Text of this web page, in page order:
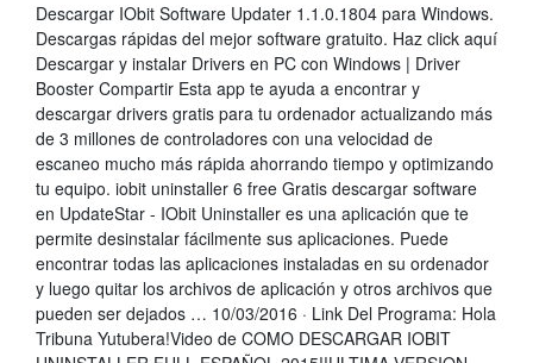
Descargar IObit Software Updater 1.1.0.1804 para Windows.
Descargas rápidas del mejor software gratuito. Haz click aquí
Descargar y instalar Drivers en PC con Windows | Driver
Booster Compartir Esta app te ayuda a encontrar y
descargar drivers gratis para tu ordenador actualizando más
de 3 millones de controladores con una velocidad de
escaneo mucho más rápida ahorrando tiempo y optimizando
tu equipo. iobit uninstaller 6 free Gratis descargar software
en UpdateStar - IObit Uninstaller es una aplicación que te
permite desinstalar fácilmente sus aplicaciones. Puede
encontrar todas las aplicaciones instaladas en su ordenador
y luego quitar los archivos de aplicación y otros archivos que
pueden ser dejados … 10/03/2016 · Link Del Programa: Hola
Tribuna Yutubera!Video de COMO DESCARGAR IOBIT